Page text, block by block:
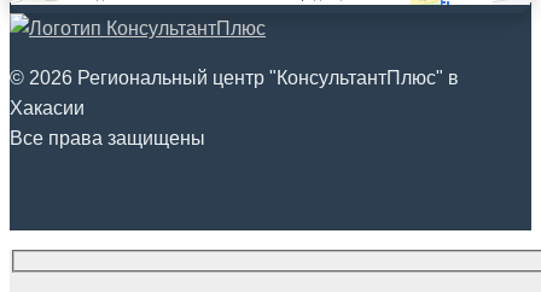
© 2026 Региональный центр "КонсультантПлюс" в
Хакасии
Все права защищены